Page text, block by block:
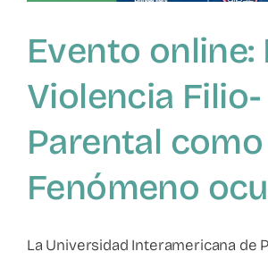
Evento online:
Violencia Filio-
Parental como
Fenómeno
La Universidad Interamericana de